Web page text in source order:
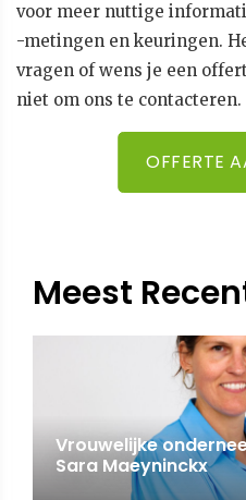
voor meer nuttige
-metingen en keuringen.
vragen of wens je een
niet om ons te contacteren.
OFFERTE
Meest
Vrouwelijke
Sara Maeyninckx